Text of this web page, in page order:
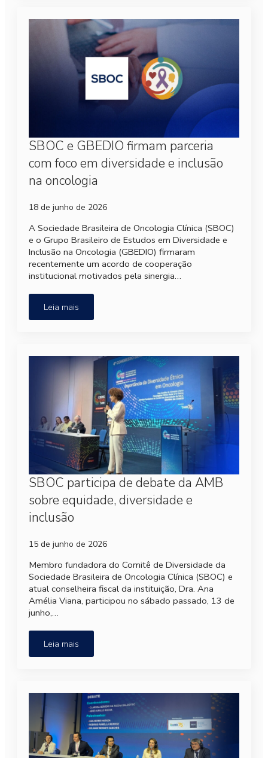
SBOC e GBEDIO firmam parceria
com foco em diversidade e inclusão
na oncologia
18 de junho de 2026
A Sociedade Brasileira de Oncologia Clínica (SBOC)
e o Grupo Brasileiro de Estudos em Diversidade e
Inclusão na Oncologia (GBEDIO) firmaram
recentemente um acordo de cooperação
institucional motivados pela sinergia…
Leia mais
SBOC participa de debate da AMB
sobre equidade, diversidade e
inclusão
15 de junho de 2026
Membro fundadora do Comitê de Diversidade da
Sociedade Brasileira de Oncologia Clínica (SBOC) e
atual conselheira fiscal da instituição, Dra. Ana
Amélia Viana, participou no sábado passado, 13 de
junho,…
Leia mais